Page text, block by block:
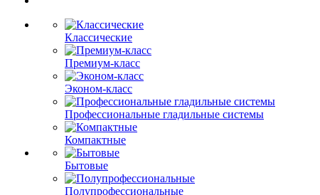
Классические
Премиум-класс
Эконом-класс
Профессиональные гладильные системы
Компактные
Бытовые
Полупрофессиональные